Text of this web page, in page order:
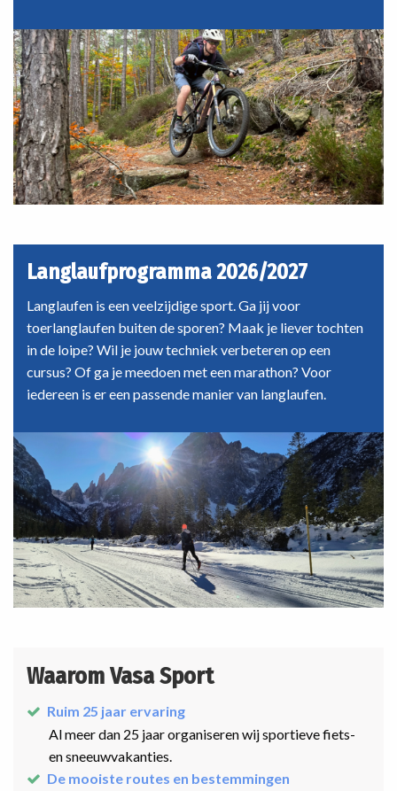
Langlaufprogramma 2026/2027
Langlaufen is een veelzijdige sport. Ga jij voor
toerlanglaufen buiten de sporen? Maak je liever tochten
in de loipe? Wil je jouw techniek verbeteren op een
cursus? Of ga je meedoen met een marathon? Voor
iedereen is er een passende manier van langlaufen.
Waarom Vasa Sport
Ruim 25 jaar ervaring
Al meer dan 25 jaar organiseren wij sportieve fiets-
en sneeuwvakanties.
De mooiste routes en bestemmingen